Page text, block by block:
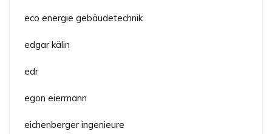
eco energie gebäudetechnik
edgar kälin
edr
egon eiermann
eichenberger ingenieure